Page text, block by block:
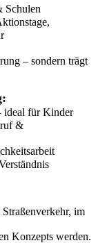
Schulen
– sondern trägt
ideal für Kinder
&
im
Konzepts werden.